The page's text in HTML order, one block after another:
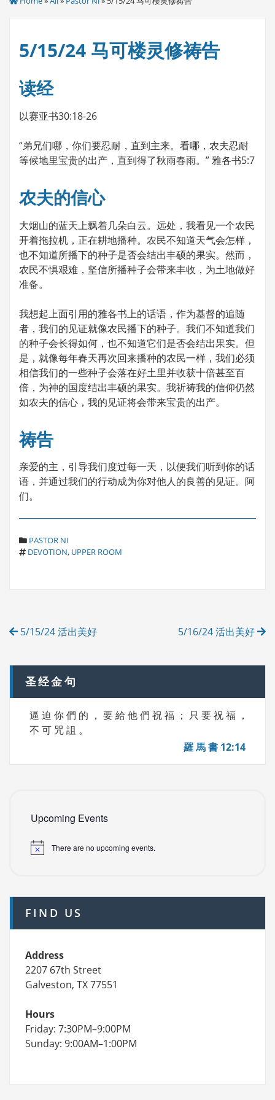
5/15/24 马可楼灵修祷告
读经
以赛亚书30:18-26
“弟兄们哪，你们要忍耐，直到主来。看哪，农夫忍耐
等候地里宝贵的出产，直到得了秋雨春雨。” 雅各书5:7
农夫的信心
大烟山的蓝天上飘着几朵白云。远处，我看见一个农民
开着拖拉机，正在耕地播种。农民不知道天气会怎样，
也不知道所播下的种子是否会结出丰硕的果实。然而，
农民不惧艰难，坚信所播种子会带来丰收，为土地做好
准备。
我想起上面引用的雅各书上的话语，作为基督的追随
者，我们的见证就像农民播下的种子。我们不知道我们
的种子会长得如何，也不知道它们是否会结出果实。但
是，就像每年春天再次回来播种的农民一样，我们必须
相信我们的一些种子会落在好土里并收获十倍甚至百
倍，为神的国度结出丰硕的果实。我祈祷我的信仰仍然
如农夫的信心，我的见证将会带来宝贵的出产。
祷告
亲爱的主，引导我们度过每一天，以便我们听到你的话
语，并通过我们的行动成为你对他人的良善的见证。阿
们。
C
A
E
PASTOR NI
T
DEVOTION, UPPER ROOM
Post
5/15/24 活出美好 5/16/24 活出美好
圣经金句
逼 迫 你 們 的 ， 要 給 他 們 祝 福 ； 只 要 祝 福 ，
不 可 咒 詛 。
羅 馬 書 12:14
Upcoming Events
There are no upcoming events.
FIND US
Address
2207 67th Street
Galveston, TX 77551
Hours
Friday: 7:30PM–9:00PM
Sunday: 9:00AM–1:00PM